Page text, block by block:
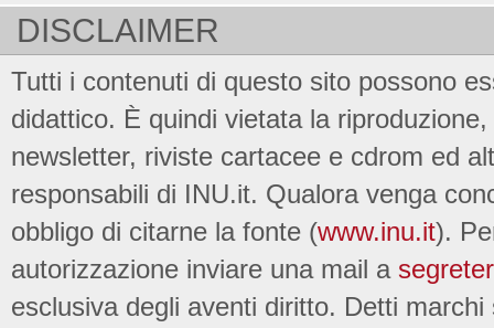
DISCLAIMER
Tutti i contenuti di questo sito possono
didattico. È quindi vietata la
newsletter, riviste cartacee e cdrom ed
responsabili di INU.it. Qualora venga
obbligo di citarne la fonte (www.inu.it).
autorizzazione inviare una mail a
esclusiva degli aventi diritto. Detti